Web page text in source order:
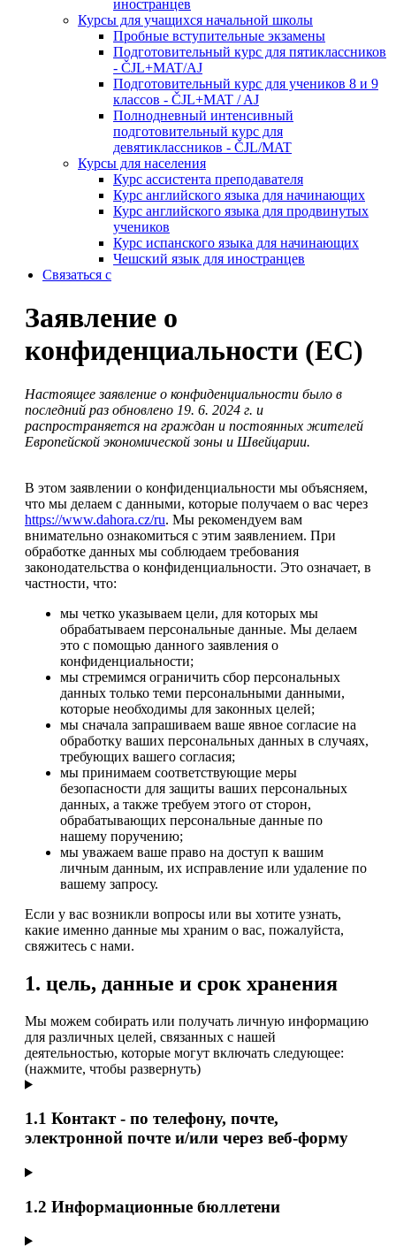
иностранцев
Курсы для учащихся начальной школы
Пробные вступительные экзамены
Подготовительный курс для пятиклассников
- ČJL+MAT/AJ
Подготовительный курс для учеников 8 и 9
классов - ČJL+MAT / AJ
Полнодневный интенсивный
подготовительный курс для
девятиклассников - ČJL/MAT
Курсы для населения
Курс ассистента преподавателя
Курс английского языка для начинающих
Курс английского языка для продвинутых
учеников
Курс испанского языка для начинающих
Чешский язык для иностранцев
Связаться с
Заявление о
конфиденциальности (ЕС)
Настоящее заявление о конфиденциальности было в
последний раз обновлено 19. 6. 2024 г. и
распространяется на граждан и постоянных жителей
Европейской экономической зоны и Швейцарии.
В этом заявлении о конфиденциальности мы объясняем,
что мы делаем с данными, которые получаем о вас через
https://www.dahora.cz/ru. Мы рекомендуем вам
внимательно ознакомиться с этим заявлением. При
обработке данных мы соблюдаем требования
законодательства о конфиденциальности. Это означает, в
частности, что:
мы четко указываем цели, для которых мы
обрабатываем персональные данные. Мы делаем
это с помощью данного заявления о
конфиденциальности;
мы стремимся ограничить сбор персональных
данных только теми персональными данными,
которые необходимы для законных целей;
мы сначала запрашиваем ваше явное согласие на
обработку ваших персональных данных в случаях,
требующих вашего согласия;
мы принимаем соответствующие меры
безопасности для защиты ваших персональных
данных, а также требуем этого от сторон,
обрабатывающих персональные данные по
нашему поручению;
мы уважаем ваше право на доступ к вашим
личным данным, их исправление или удаление по
вашему запросу.
Если у вас возникли вопросы или вы хотите узнать,
какие именно данные мы храним о вас, пожалуйста,
свяжитесь с нами.
1. цель, данные и срок хранения
Мы можем собирать или получать личную информацию
для различных целей, связанных с нашей
деятельностью, которые могут включать следующее:
(нажмите, чтобы развернуть)
1.1 Контакт - по телефону, почте,
электронной почте и/или через веб-форму
1.2 Информационные бюллетени